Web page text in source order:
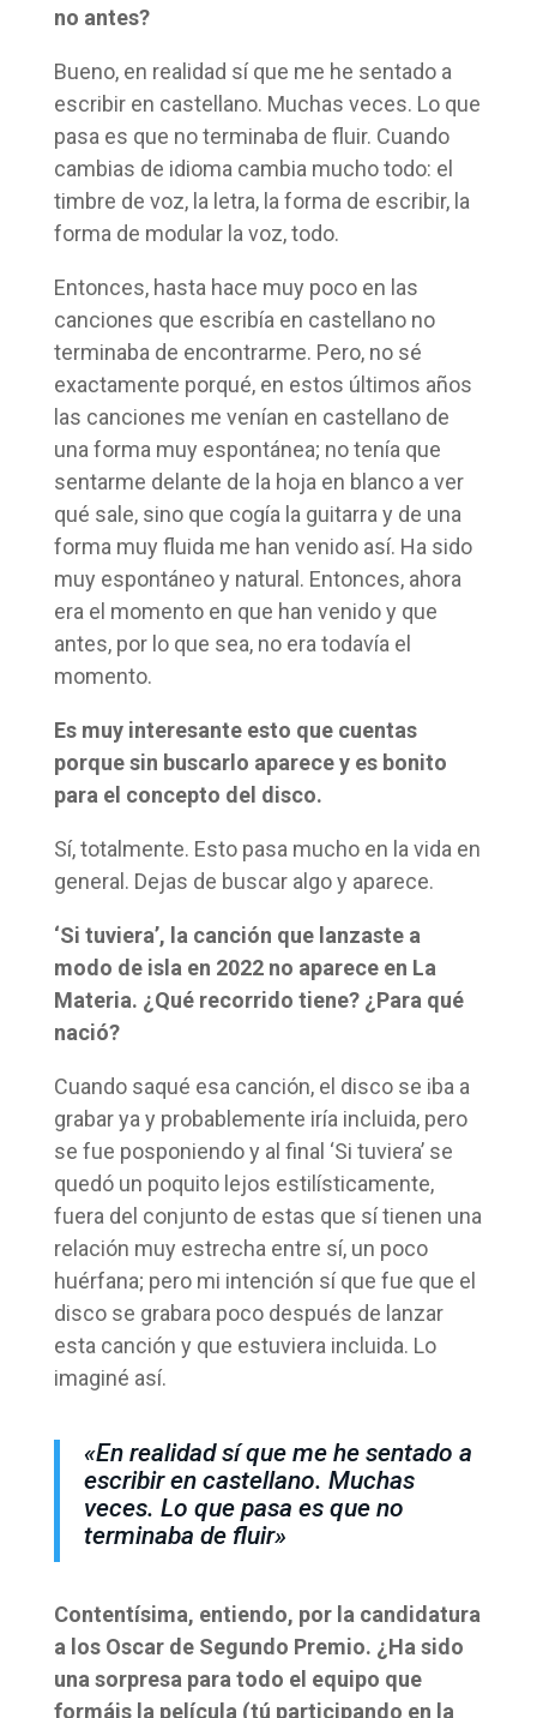
no antes?
Bueno, en realidad sí que me he sentado a
escribir en castellano. Muchas veces. Lo que
pasa es que no terminaba de fluir. Cuando
cambias de idioma cambia mucho todo: el
timbre de voz, la letra, la forma de escribir, la
forma de modular la voz, todo.
Entonces, hasta hace muy poco en las
canciones que escribía en castellano no
terminaba de encontrarme. Pero, no sé
exactamente porqué, en estos últimos años
las canciones me venían en castellano de
una forma muy espontánea; no tenía que
sentarme delante de la hoja en blanco a ver
qué sale, sino que cogía la guitarra y de una
forma muy fluida me han venido así. Ha sido
muy espontáneo y natural. Entonces, ahora
era el momento en que han venido y que
antes, por lo que sea, no era todavía el
momento.
Es muy interesante esto que cuentas
porque sin buscarlo aparece y es bonito
para el concepto del disco.
Sí, totalmente. Esto pasa mucho en la vida en
general. Dejas de buscar algo y aparece.
‘Si tuviera’, la canción que lanzaste a
modo de isla en 2022 no aparece en La
Materia. ¿Qué recorrido tiene? ¿Para qué
nació?
Cuando saqué esa canción, el disco se iba a
grabar ya y probablemente iría incluida, pero
se fue posponiendo y al final ‘Si tuviera’ se
quedó un poquito lejos estilísticamente,
fuera del conjunto de estas que sí tienen una
relación muy estrecha entre sí, un poco
huérfana; pero mi intención sí que fue que el
disco se grabara poco después de lanzar
esta canción y que estuviera incluida. Lo
imaginé así.
«En realidad sí que me he sentado a
escribir en castellano. Muchas
veces. Lo que pasa es que no
terminaba de fluir»
Contentísima, entiendo, por la candidatura
a los Oscar de Segundo Premio. ¿Ha sido
una sorpresa para todo el equipo que
formáis la película (tú participando en la